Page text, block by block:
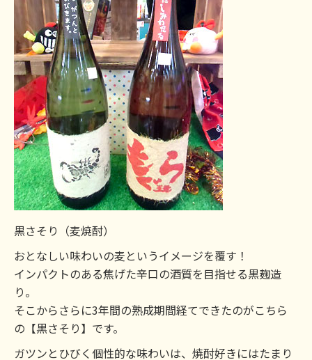
黒さそり（麦焼酎）
おとなしい味わいの麦というイメージを覆す！
インパクトのある焦げた辛口の酒質を目指せる黒麹造
り。
そこからさらに3年間の熟成期間経てできたのがこちら
の【黒さそり】です。
ガツンとひびく個性的な味わいは、焼酎好きにはたまり